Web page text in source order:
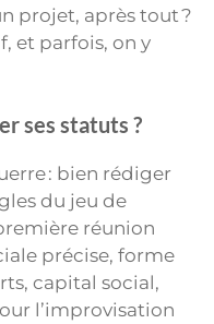
projet, après tout ?
et parfois, on y
ses statuts ?
: bien rédiger
du jeu de
réunion
précise, forme
capital social,
l’improvisation